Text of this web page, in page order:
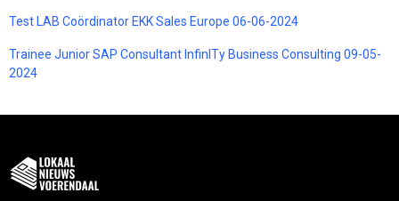
Test LAB Coördinator EKK Sales Europe 06-06-2024
Trainee Junior SAP Consultant InfinITy Business Consulting 09-05-
2024